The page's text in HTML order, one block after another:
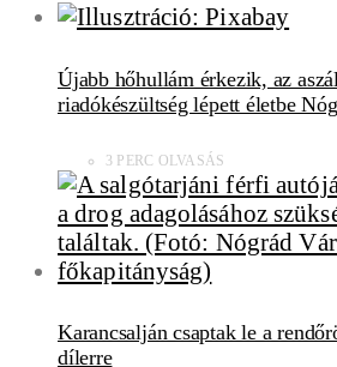
Újabb hőhullám érkezik, az
riadókészültség lépett életbe
3 PERC OLVASÁS
Karancsalján csaptak le a
dílerre